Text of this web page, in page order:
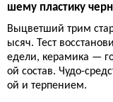
шему пластику
Выцветший трим
ысяч. Тест
едели, керамика —
ой состав. Чудо-
ой и терпением.